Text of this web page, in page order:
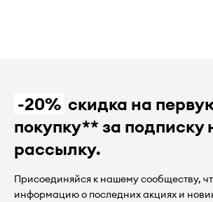
-20% скидка на
покупку** за подписку
рассылку.
Присоединяйся к нашему сообществу,
информацию о последних акциях и